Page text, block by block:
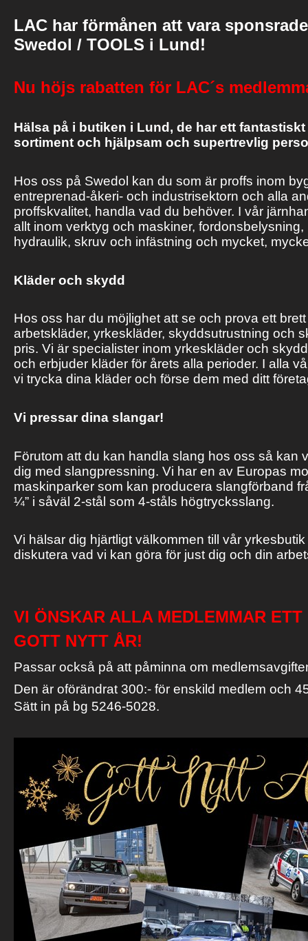
LAC har förmånen att vara
Swedol / TOOLS i Lund!
Nu höjs rabatten för LAC´s
Hälsa på i butiken i Lund, de har ett
sortiment och hjälpsam och supertrevlig
Hos oss på Swedol kan du som är proffs inom
entreprenad-åkeri- och industrisektorn och alla
proffskvalitet, handla vad du behöver. I vår
allt inom verktyg och maskiner, fordonsbelysning,
hydraulik, skruv och infästning och mycket,
Kläder och skydd
Hos oss har du möjlighet att se och prova ett
arbetskläder, yrkeskläder, skyddsutrustning och
pris. Vi är specialister inom yrkeskläder och
och erbjuder kläder för årets alla perioder. I alla
vi trycka dina kläder och förse dem med ditt
Vi pressar dina slangar!
Förutom att du kan handla slang hos oss så kan
dig med slangpressning. Vi har en av Europas
maskinparker som kan producera slangförband
¼” i såväl 2-stål som 4-ståls högtrycksslang.
Vi hälsar dig hjärtligt välkommen till vår yrkesbutik
diskutera vad vi kan göra för just dig och din
VI ÖNSKAR ALLA MEDLEMMAR ETT
GOTT NYTT ÅR!
Passar också på att påminna om
Den är oförändrat 300:- för enskild medlem och
Sätt in på bg 5246-5028.